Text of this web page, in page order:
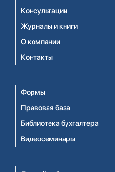
Консультации
Журналы и книги
О компании
Контакты
Формы
Правовая база
Библиотека бухгалтера
Видеосеминары